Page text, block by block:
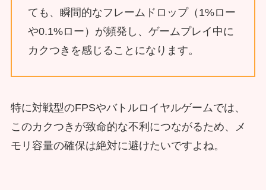
ても、瞬間的なフレームドロップ（1%ロー
や0.1%ロー）が頻発し、ゲームプレイ中に
カクつきを感じることになります。
特に対戦型のFPSやバトルロイヤルゲームでは、
このカクつきが致命的な不利につながるため、メ
モリ容量の確保は絶対に避けたいですよね。